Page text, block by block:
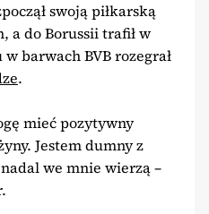
swoją piłkarską
a do Borussii trafił w
barwach BVB rozegrał
.
mieć pozytywny
Jestem dumny z
we mnie wierzą –